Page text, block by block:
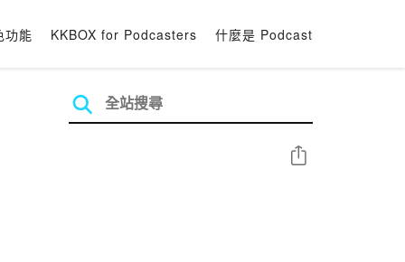
功能 KKBOX for Podcasters 什麼是 Podcast
分享